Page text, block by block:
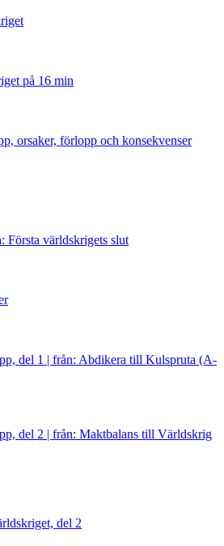
på 16 min
orsaker, förlopp och konsekvenser
Första världskrigets slut
del 1 | från: Abdikera till Kulspruta (A-
del 2 | från: Maktbalans till Världskrig
del 2